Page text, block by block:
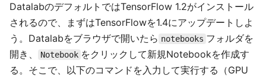
DatalabのデフォルトではTensorFlow 1.2がインストール
されるので、まずはTensorFlowを1.4にアップデートしよ
う。Datalabをブラウザで開いたら notebooks フォルダを
開き、
Notebook をクリックして新規Notebookを作成す
る。そこで、以下のコマンドを入力して実行する（GPU